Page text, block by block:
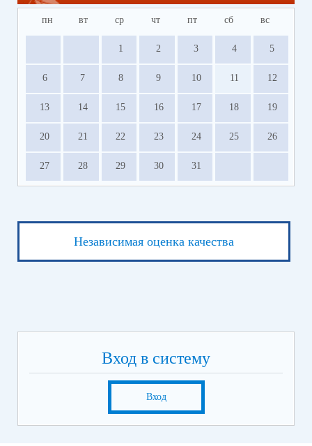
пн вт ср чт пт сб вс
1 2 3 4 5
6 7 8 9 10 11 12
13 14 15 16 17 18 19
20 21 22 23 24 25 26
27 28 29 30 31
Независимая оценка качества
Вход в систему
Вход